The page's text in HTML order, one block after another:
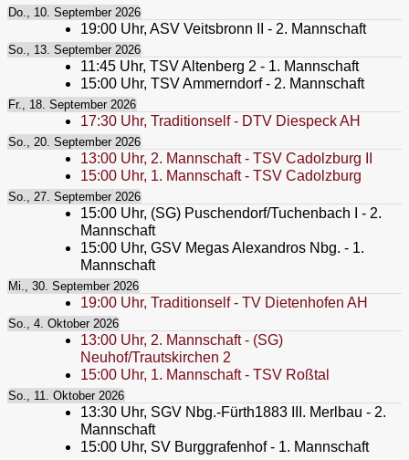
Do., 10. September 2026
19:00 Uhr, ASV Veitsbronn II - 2. Mannschaft
So., 13. September 2026
11:45 Uhr, TSV Altenberg 2 - 1. Mannschaft
15:00 Uhr, TSV Ammerndorf - 2. Mannschaft
Fr., 18. September 2026
17:30 Uhr, Traditionself - DTV Diespeck AH
So., 20. September 2026
13:00 Uhr, 2. Mannschaft - TSV Cadolzburg II
15:00 Uhr, 1. Mannschaft - TSV Cadolzburg
So., 27. September 2026
15:00 Uhr, (SG) Puschendorf/Tuchenbach I - 2.
Mannschaft
15:00 Uhr, GSV Megas Alexandros Nbg. - 1.
Mannschaft
Mi., 30. September 2026
19:00 Uhr, Traditionself - TV Dietenhofen AH
So., 4. Oktober 2026
13:00 Uhr, 2. Mannschaft - (SG)
Neuhof/Trautskirchen 2
15:00 Uhr, 1. Mannschaft - TSV Roßtal
So., 11. Oktober 2026
13:30 Uhr, SGV Nbg.-Fürth1883 III. Merlbau - 2.
Mannschaft
15:00 Uhr, SV Burggrafenhof - 1. Mannschaft